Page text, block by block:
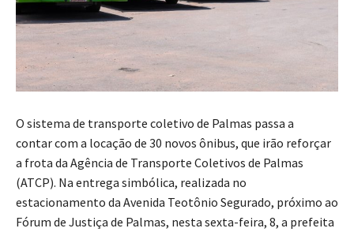
O sistema de transporte coletivo de Palmas passa a
contar com a locação de 30 novos ônibus, que irão reforçar
a frota da Agência de Transporte Coletivos de Palmas
(ATCP). Na entrega simbólica, realizada no
estacionamento da Avenida Teotônio Segurado, próximo ao
Fórum de Justiça de Palmas, nesta sexta-feira, 8, a prefeita